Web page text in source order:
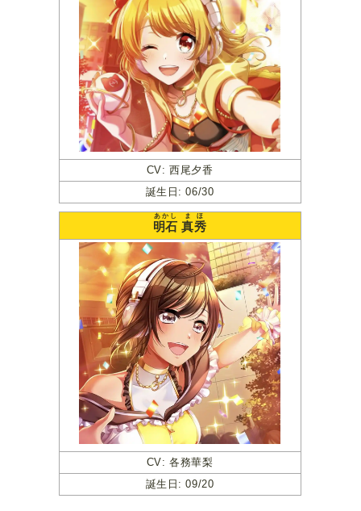
CV: 西尾夕香
誕生日: 06/30
明石
あかし
真秀
まほ
CV: 各務華梨
誕生日: 09/20